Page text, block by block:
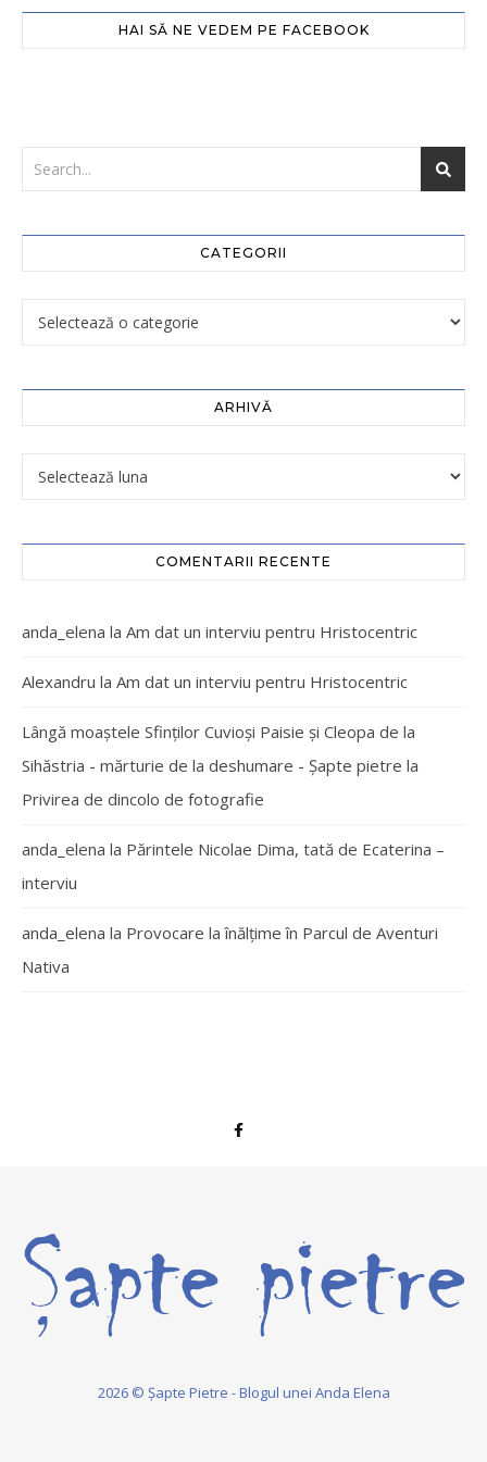
HAI SĂ NE VEDEM PE FACEBOOK
CATEGORII
ARHIVĂ
COMENTARII RECENTE
anda_elena la Am dat un interviu pentru Hristocentric
Alexandru la Am dat un interviu pentru Hristocentric
Lângă moaștele Sfinților Cuvioși Paisie și Cleopa de la
Sihăstria - mărturie de la deshumare - Şapte pietre la
Privirea de dincolo de fotografie
anda_elena la Părintele Nicolae Dima, tată de Ecaterina –
interviu
anda_elena la Provocare la înălțime în Parcul de Aventuri
Nativa
2026 © Șapte Pietre - Blogul unei Anda Elena